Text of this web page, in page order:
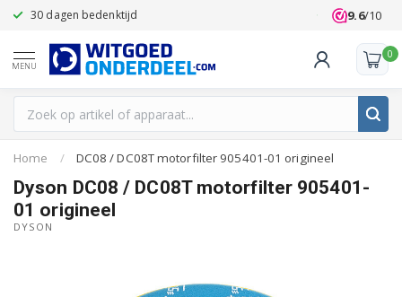
30 dagen bedenktijd Klanten
9.6/10
MENU
0
Home / DC08 / DC08T motorfilter 905401-01 origineel
Dyson DC08 / DC08T motorfilter 905401-
01 origineel
DYSON